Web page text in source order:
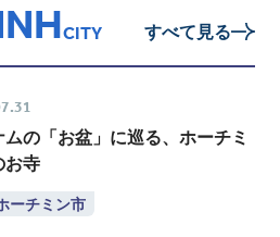
CITY すべて見る
ムの「お盆」に巡る、ホーチミ
お寺
ーチミン市